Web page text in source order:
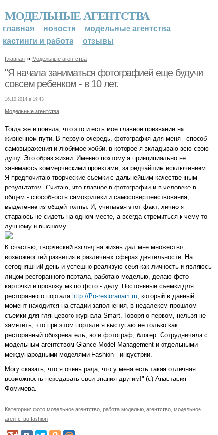
МОДЕЛЬНЫЕ АГЕНТСТВА
главная новости
модельные агентства
кастинги и работа
отзывы
Главная » Модельные агентства
"Я начала заниматься фотографией еще будучи
совсем ребенком - в 10 лет.
16.10.2014 в 19:43
Модельные агентства
Тогда же и поняла, что это и есть мое главное призвание на
жизненном пути. В первую очередь, фотография для меня - способ
самовыражения и любимое хобби, в которое я вкладываю всю свою
душу. Это образ жизни. Именно поэтому я принципиально не
занимаюсь коммерческими проектами, за редчайшим исключением.
Я предпочитаю творческие съемки с дальнейшим качественным
результатом. Считаю, что главное в фотографии и в человеке в
общем - способность самокритики и самосовершенствования,
выделение из общей толпы. И, учитывая этот факт, лично я
стараюсь не сидеть на одном месте, а всегда стремиться к чему-то
лучшему и высшему.
К счастью, творческий взгляд на жизнь дал мне множество
возможностей развития в различных сферах деятельности. На
сегодняшний день и успешно реализую себя как личность и являюсь
лицом ресторанного портала, работаю моделью, делаю фото -
карточки и провожу мк по фото - делу. Постоянные съемки для
ресторанного портала http://Po-restoranam.ru , который в данный
момент находится на стадии заполнения, в недалеком прошлом -
съемки для глянцевого журнала Smart. Говоря о первом, нельзя не
заметить, что при этом портале я выступаю не только как
ресторанный обозреватель, но и фотограф, блогер. Сотрудничала с
модельным агентством Glance Model Management и отдельными
международными моделями Fashion - индустрии.
Могу сказать, что я очень рада, что у меня есть такая отличная
возможность передавать свои знания другим!" (с) Анастасия
Фомичева.
Категории: фото модельное агентство работа моделью агентство модельное
агентство fashion